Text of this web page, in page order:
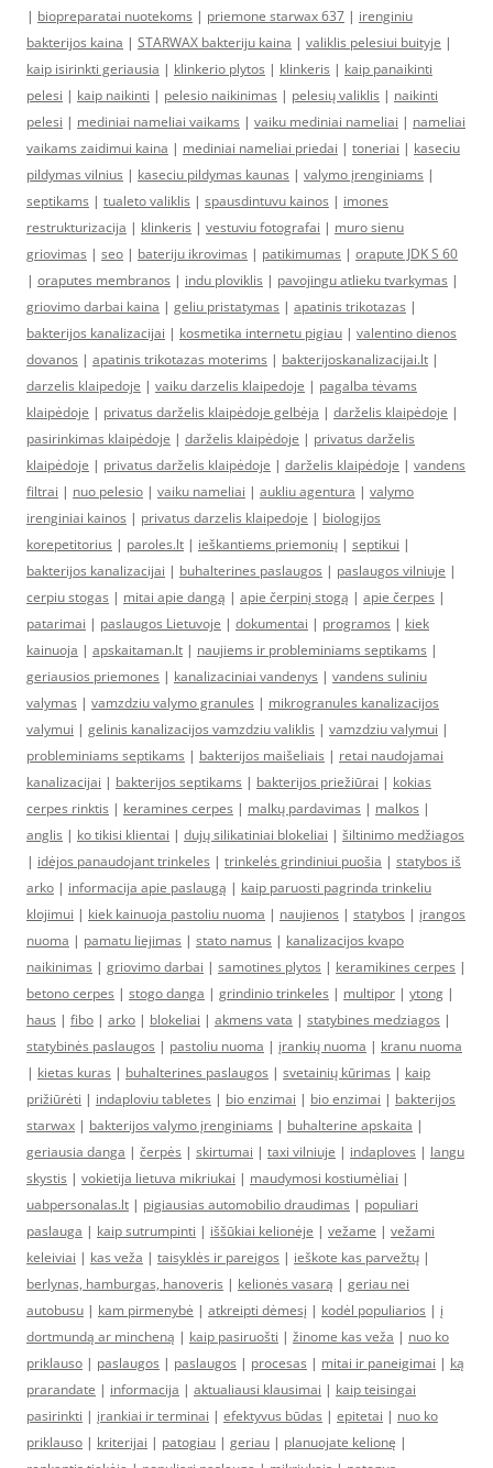
| biopreparatai nuotekoms | priemone starwax 637 | irenginiu
bakterijos kaina | STARWAX bakteriju kaina | valiklis pelesiui buityje |
kaip isirinkti geriausia | klinkerio plytos | klinkeris | kaip panaikinti
pelesi | kaip naikinti | pelesio naikinimas | pelesių valiklis | naikinti
pelesi | mediniai nameliai vaikams | vaiku mediniai nameliai | nameliai
vaikams zaidimui kaina | mediniai nameliai priedai | toneriai | kaseciu
pildymas vilnius | kaseciu pildymas kaunas | valymo įrenginiams |
septikams | tualeto valiklis | spausdintuvu kainos | imones
restrukturizacija | klinkeris | vestuviu fotografai | muro sienu
griovimas | seo | bateriju ikrovimas | patikimumas | orapute JDK S 60
| oraputes membranos | indu ploviklis | pavojingu atlieku tvarkymas |
griovimo darbai kaina | geliu pristatymas | apatinis trikotazas |
bakterijos kanalizacijai | kosmetika internetu pigiau | valentino dienos
dovanos | apatinis trikotazas moterims | bakterijoskanalizacijai.lt |
darzelis klaipedoje | vaiku darzelis klaipedoje | pagalba tėvams
klaipėdoje | privatus darželis klaipėdoje gelbėja | darželis klaipėdoje |
pasirinkimas klaipėdoje | darželis klaipėdoje | privatus darželis
klaipėdoje | privatus darželis klaipėdoje | darželis klaipėdoje | vandens
filtrai | nuo pelesio | vaiku nameliai | aukliu agentura | valymo
irenginiai kainos | privatus darzelis klaipedoje | biologijos
korepetitorius | paroles.lt | ieškantiems priemonių | septikui |
bakterijos kanalizacijai | buhalterines paslaugos | paslaugos vilniuje |
cerpiu stogas | mitai apie dangą | apie čerpinį stogą | apie čerpes |
patarimai | paslaugos Lietuvoje | dokumentai | programos | kiek
kainuoja | apskaitaman.lt | naujiems ir probleminiams septikams |
geriausios priemones | kanalizaciniai vandenys | vandens suliniu
valymas | vamzdziu valymo granules | mikrogranules kanalizacijos
valymui | gelinis kanalizacijos vamzdziu valiklis | vamzdziu valymui |
probleminiams septikams | bakterijos maišeliais | retai naudojamai
kanalizacijai | bakterijos septikams | bakterijos priežiūrai | kokias
cerpes rinktis | keramines cerpes | malkų pardavimas | malkos |
anglis | ko tikisi klientai | dujų silikatiniai blokeliai | šiltinimo medžiagos
| idėjos panaudojant trinkeles | trinkelės grindiniui puošia | statybos iš
arko | informacija apie paslaugą | kaip paruosti pagrinda trinkeliu
klojimui | kiek kainuoja pastoliu nuoma | naujienos | statybos | įrangos
nuoma | pamatu liejimas | stato namus | kanalizacijos kvapo
naikinimas | griovimo darbai | samotines plytos | keramikines cerpes |
betono cerpes | stogo danga | grindinio trinkeles | multipor | ytong |
haus | fibo | arko | blokeliai | akmens vata | statybines medziagos |
statybinės paslaugos | pastoliu nuoma | įrankių nuoma | kranu nuoma
| kietas kuras | buhalterines paslaugos | svetainių kūrimas | kaip
prižiūrėti | indaploviu tabletes | bio enzimai | bio enzimai | bakterijos
starwax | bakterijos valymo įrenginiams | buhalterine apskaita |
geriausia danga | čerpės | skirtumai | taxi vilniuje | indaploves | langu
skystis | vokietija lietuva mikriukai | maudymosi kostiumėliai |
uabpersonalas.lt | pigiausias automobilio draudimas | populiari
paslauga | kaip sutrumpinti | iššūkiai kelionėje | vežame | vežami
keleiviai | kas veža | taisyklės ir pareigos | ieškote kas parvežtų |
berlynas, hamburgas, hanoveris | kelionės vasarą | geriau nei
autobusu | kam pirmenybė | atkreipti dėmesį | kodėl populiarios | į
dortmundą ar mincheną | kaip pasiruošti | žinome kas veža | nuo ko
priklauso | paslaugos | paslaugos | procesas | mitai ir paneigimai | ką
prarandate | informacija | aktualiausi klausimai | kaip teisingai
pasirinkti | įrankiai ir terminai | efektyvus būdas | epitetai | nuo ko
priklauso | kriterijai | patogiau | geriau | planuojate kelionę |